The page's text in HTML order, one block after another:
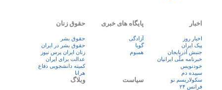
اخبار
اخبار روز
پيک ايران
جنبش آذربایجان
خبرنامه ملّی ایرانیان
خودنویس
سپیده دم
سکولاریسم نو
فرانس ۲۴
پایگاه های خبری
آزادگی
گویا
همبوم
حقوق زنان
حقوق بشر
حقوق بشر در ایران
زنان ايران پرس نيوز
عدالت برای ایران
کمیته دانشجویی دفاع
هرانا
سیاست وبلاگ